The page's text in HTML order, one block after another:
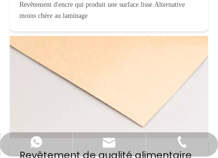
Revêtement d'encre qui produit une surface lisse.Alternative
moins chère au laminage
Revêtement de qualité alimentaire
Contacter par WhatsApp
info@cnecopackaging.com
+86-15221732206